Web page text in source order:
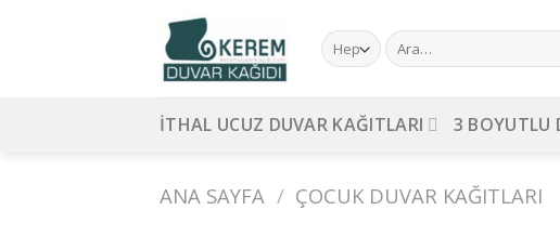
Ara:
İTHAL UCUZ DUVAR KAĞITLARI 3 BOYUTLU
ANA SAYFA / ÇOCUK DUVAR KAĞITLARI